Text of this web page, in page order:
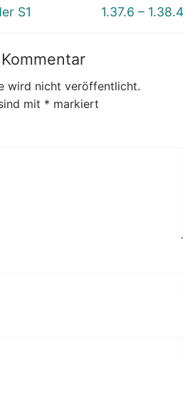
S1
1.37.6 – 1.38.4
wird nicht veröffentlicht.
mit * markiert